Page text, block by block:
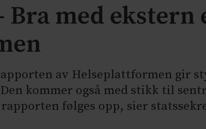
Bra med ekstern
av Helseplattformen gir
kommer også med stikk til
følges opp, sier